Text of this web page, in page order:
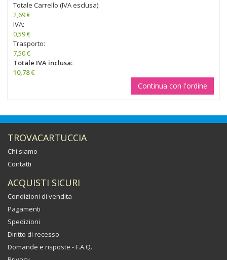
Totale Carrello (IVA esclusa):
2,69 €
IVA:
0,59 €
Trasporto:
7,50 €
Totale IVA inclusa:
10,78 €
Continua con l'ordine
TROVACARTUCCIA
Chi siamo
Contatti
ACQUISTI SICURI
Condizioni di vendita
Pagamenti
Spedizioni
Diritto di recesso
Domande e risposte - F.A.Q.